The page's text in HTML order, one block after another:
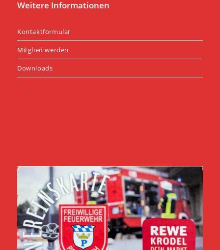
Weitere Informationen
Kontaktformular
Mitglied werden
Downloads